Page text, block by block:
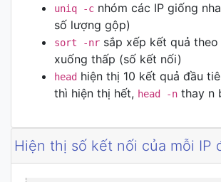
uniq -c nhóm các IP giống
số lượng gộp)
sort -nr sắp xếp kết quả theo
xuống thấp (số kết nối)
head hiện thị 10 kết quả đầu
thì hiện thị hết, head -n thay n
Hiện thị số kết nối của mỗi IP